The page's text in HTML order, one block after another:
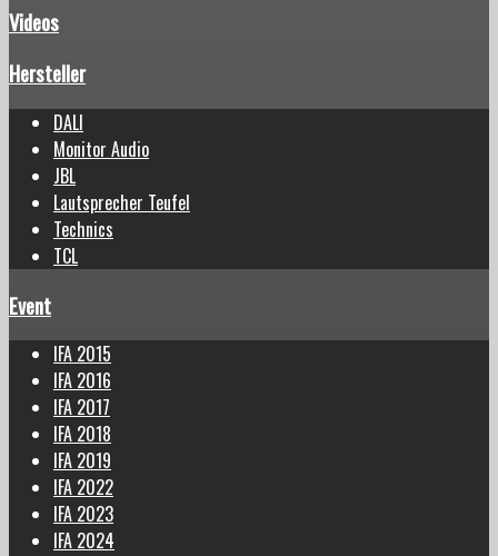
Videos
Hersteller
DALI
Monitor Audio
JBL
Lautsprecher Teufel
Technics
TCL
Event
IFA 2015
IFA 2016
IFA 2017
IFA 2018
IFA 2019
IFA 2022
IFA 2023
IFA 2024